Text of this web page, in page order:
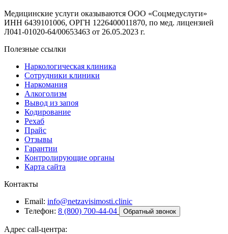
Медицинские услуги оказываются ООО «Соцмедуслуги»
ИНН 6439101006, ОРГН 1226400011870, по мед. лицензией
Л041-01020-64/00653463 от 26.05.2023 г.
Полезные ссылки
Наркологическая клиника
Сотрудники клиники
Наркомания
Алкоголизм
Вывод из запоя
Кодирование
Рехаб
Прайс
Отзывы
Гарантии
Контролирующие органы
Карта сайта
Контакты
Email: info@netzavisimosti.clinic
Телефон: 8 (800) 700-44-04 Обратный звонок
Адрес call-центра: